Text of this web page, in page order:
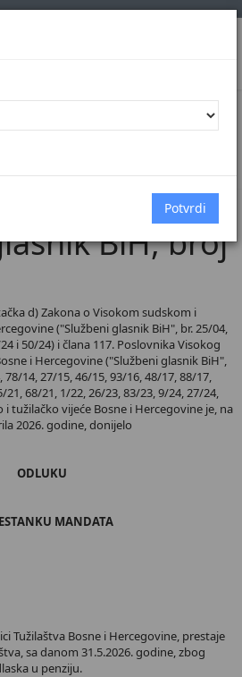
Broj 38/26
BiH, broj
d) Zakona o Visokom sudskom i
("Službeni glasnik BiH", br. 25/04,
i 50/24) i člana 117. Poslovnika Visokog
i Hercegovine ("Službeni glasnik BiH",
78/14, 27/15, 46/15, 93/16, 48/17, 88/17,
21, 68/21, 1/22, 26/23, 83/23, 9/24, 27/24,
i tužilačko vijeće Bosne i Hercegovine je, na
2026. godine, donijelo
ODLUKU
MANDATA
Tužilaštva Bosne i Hercegovine, prestaje
sa danom 31.5.2026. godine, zbog
u penziju.